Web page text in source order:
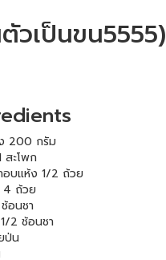
วเป็นขน5555)
200 กรัม
สะโพก
อบแห้ง 1/2 ถ้วย
4 ถ้วย
อนชา
2 ช้อนชา
ป่น